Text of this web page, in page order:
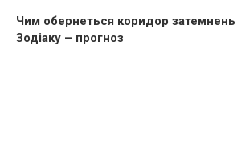
Чим обернеться коридор затемнень
Зодіаку – прогноз